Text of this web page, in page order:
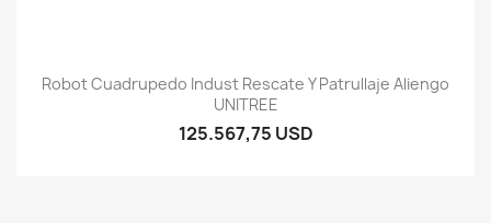
Robot Cuadrupedo Indust Rescate Y Patrullaje Aliengo
UNITREE
125.567,75 USD